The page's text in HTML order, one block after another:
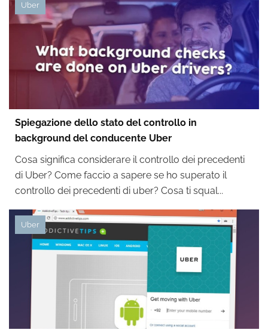
Uber
Spiegazione dello stato del controllo in
background del conducente Uber
Cosa significa considerare il controllo dei precedenti
di Uber? Come faccio a sapere se ho superato il
controllo dei precedenti di uber? Cosa ti squal...
Uber